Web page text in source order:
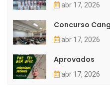
abr 17, 2026
Concurso
abr 17, 2026
Aprovados
abr 17, 2026